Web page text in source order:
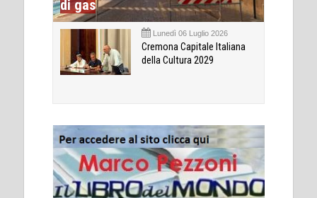
di gas
Lunedì 06 Luglio 2026
Cremona Capitale Italiana
della Cultura 2029